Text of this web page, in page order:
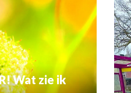
Wat zie ik